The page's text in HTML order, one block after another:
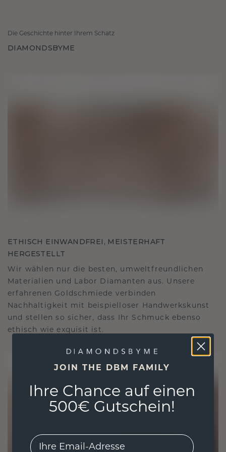
Die Geschichte hinter Ihrem Schatz
DIAMONDSBYME
ETHISCH EINWANDFREI, MEISTERHAFT
HERGESTELLT
Wir wählen nur die besten, umweltfreundlichen
Materialien und Labor Diamanten aus. Unsere
erfahrenen Goldschmiede verbinden
Nachhaltigkeit mit beispielloser Handwerkskunst
und stellen so sicher, dass Ihr Schmuck ebenso
ethisch wie exquisit ist.
JOIN THE DBM FAMILY
Ihre Chance auf einen
500€ Gutschein!
EMail